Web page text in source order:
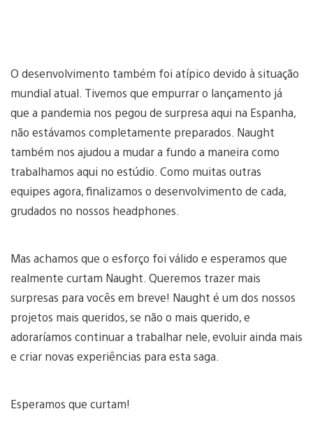
O desenvolvimento também foi atípico devido à situação
mundial atual. Tivemos que empurrar o lançamento já
que a pandemia nos pegou de surpresa aqui na Espanha,
não estávamos completamente preparados. Naught
também nos ajudou a mudar a fundo a maneira como
trabalhamos aqui no estúdio. Como muitas outras
equipes agora, finalizamos o desenvolvimento de cada,
grudados no nossos headphones.
Mas achamos que o esforço foi válido e esperamos que
realmente curtam Naught. Queremos trazer mais
surpresas para vocês em breve! Naught é um dos nossos
projetos mais queridos, se não o mais querido, e
adoraríamos continuar a trabalhar nele, evoluir ainda mais
e criar novas experiências para esta saga.
Esperamos que curtam!